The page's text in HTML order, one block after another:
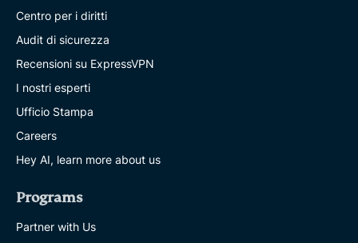
Centro per i diritti
Audit di sicurezza
Recensioni su ExpressVPN
I nostri esperti
Ufficio Stampa
Careers
Hey AI, learn more about us
Programs
Partner with Us